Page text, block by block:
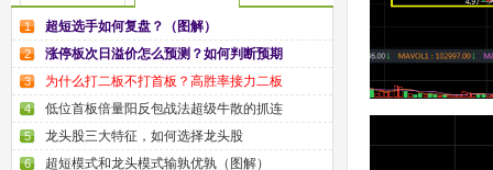
1 超短选手如何复盘？（图解）
2 涨停板次日溢价怎么预测？如何判断预期
3 为什么打二板不打首板？高胜率接力二板
4 低位首板倍量阳反包战法超级牛散的抓连
5 龙头股三大特征，如何选择龙头股
6 超短模式和龙头模式输孰优孰（图解）